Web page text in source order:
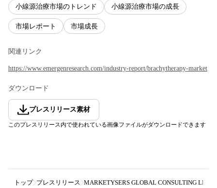
小線源治療市場のトレンド 小線源治療市場の成長
市場レポート 市場成長
関連リンク
https://www.emergenresearch.com/industry-report/brachytherapy-market
ダウンロード
プレスリリース素材
このプレスリリース内で使われている画像ファイルがダウンロードできます
トップ プレスリリース MARKETYSERS GLOBAL CONSULTING LLP